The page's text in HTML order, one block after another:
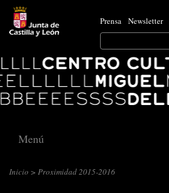
Prensa Newsletter
Search
for:
Ok
Centro
Cultural
Miguel
Delibes
Menú
Inicio > Proximidad 2015-2016